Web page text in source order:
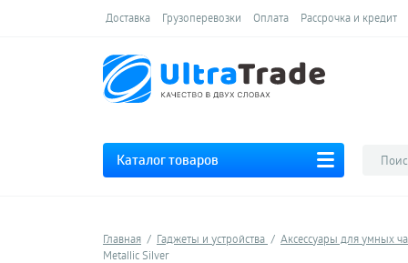
Доставка Грузоперевозки Оплата Рассрочка и кредит
Каталог товаров
Главная Гаджеты и устройства
Аксессуары для умных
Metallic Silver